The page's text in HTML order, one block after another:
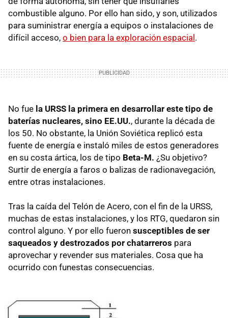
combustible alguno. Por ello han sido, y son, utilizados
para suministrar energía a equipos o instalaciones de
difícil acceso, o bien para la exploración espacial .
No fue la URSS la primera en desarrollar este tipo de
baterías nucleares, sino EE.UU., durante la década de
los 50. No obstante, la Unión Soviética replicó esta
fuente de energía e instaló miles de estos generadores
en su costa ártica, los de tipo Beta-M. ¿Su objetivo?
Surtir de energía a faros o balizas de radionavegación,
entre otras instalaciones.
Tras la caída del Telón de Acero, con el fin de la URSS,
muchas de estas instalaciones, y los RTG, quedaron sin
control alguno. Y por ello fueron susceptibles de ser
saqueados y destrozados por chatarreros para
aprovechar y revender sus materiales. Cosa que ha
ocurrido con funestas consecuencias.